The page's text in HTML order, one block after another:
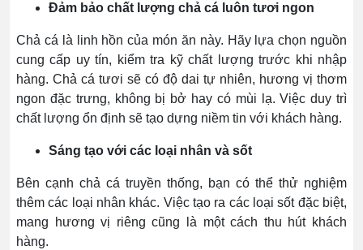
Đảm bảo chất lượng chả cá luôn tươi ngon
Chả cá là linh hồn của món ăn này. Hãy lựa chọn nguồn
cung cấp uy tín, kiểm tra kỹ chất lượng trước khi nhập
hàng. Chả cá tươi sẽ có độ dai tự nhiên, hương vị thơm
ngon đặc trưng, không bị bở hay có mùi lạ. Việc duy trì
chất lượng ổn định sẽ tạo dựng niềm tin với khách hàng.
Sáng tạo với các loại nhân và sốt
Bên cạnh chả cá truyền thống, bạn có thể thử nghiệm
thêm các loại nhân khác. Việc tạo ra các loại sốt đặc biệt,
mang hương vị riêng cũng là một cách thu hút khách
hàng.